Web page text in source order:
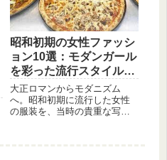
昭和初期の女性ファッシ
ョン10選：モダンガール
を彩った流行スタイル
【画像付き】
大正ロマンからモダニズム
へ。昭和初期に流行した女性
の服装を、当時の貴重な写真